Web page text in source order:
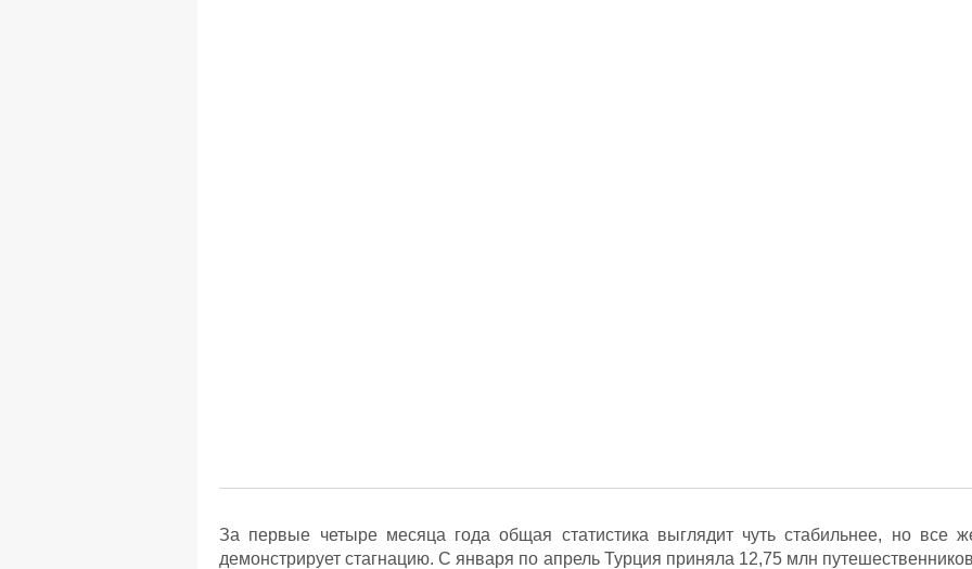
За первые четыре месяца года общая статистика выглядит чуть стабильнее, но все
демонстрирует стагнацию. С января по апрель Турция приняла 12,75 млн